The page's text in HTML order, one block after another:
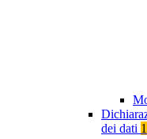
dei dati 1